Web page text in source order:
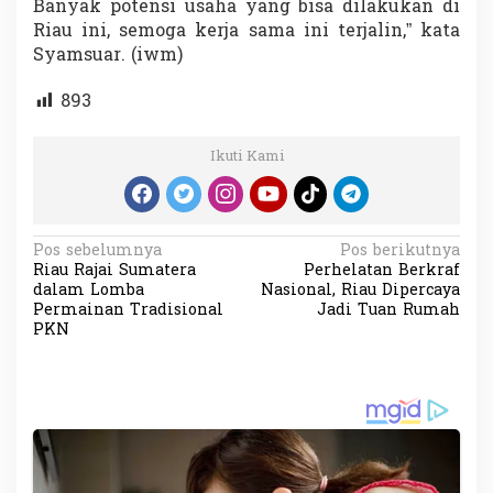
Banyak potensi usaha yang bisa dilakukan di
Riau ini, semoga kerja sama ini terjalin,” kata
Syamsuar. (iwm)
893
Ikuti Kami
N
a
v
s
i
Pos sebelumnya
Riau Rajai Sumatera
dalam Lomba
Permainan Tradisional
PKN
Pos berikutnya
Perhelatan Berkraf
Nasional, Riau Dipercaya
Jadi Tuan Rumah